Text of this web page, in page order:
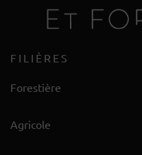
FILIÈRES
Forestière
Agricole